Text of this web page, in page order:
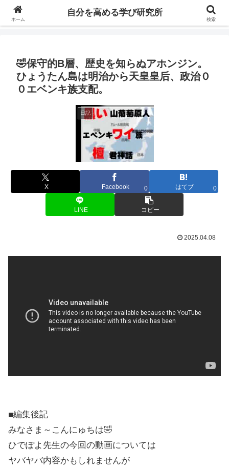
自分の価値を高めるための学びについて研究し、セミナーや情報（ブログ、動
🤣保守的B層、歴史を知らぬアホンジン。
ひょうたん島は明治から天皇皇后、政治０
０エベンキ族支配。
日記
X Facebook 0 はてブ 0
LINE コピー
2025.04.08
■編集後記
みなさま～こんにゅちは🤣
ひでぽよ先生の今回の動画については
ヤバヤバ内容かもしれませんが
ホーム
自分を高める学び研究所
検索